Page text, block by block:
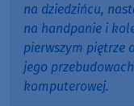
na dziedzińcu,
na handpanie i
pierwszym piętrze
jego
komputerowej.